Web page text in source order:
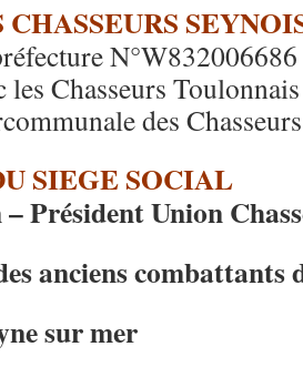
N°W832006686
les Chasseurs
des
SIEGE SOCIAL
Président Union
anciens
sur mer